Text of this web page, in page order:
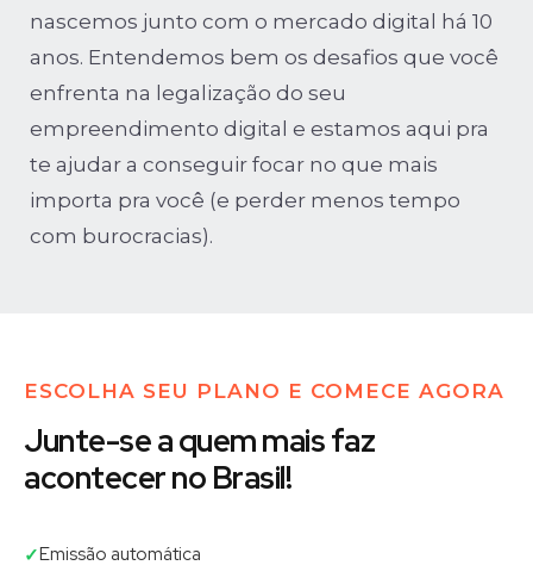
nascemos junto com o mercado digital há 10
anos. Entendemos bem os desafios que você
enfrenta na legalização do seu
empreendimento digital e estamos aqui pra
te ajudar a conseguir focar no que mais
importa pra você (e perder menos tempo
com burocracias).
ESCOLHA SEU PLANO E COMECE AGORA
Junte-se a quem mais faz
acontecer no Brasil!
✓Emissão automática